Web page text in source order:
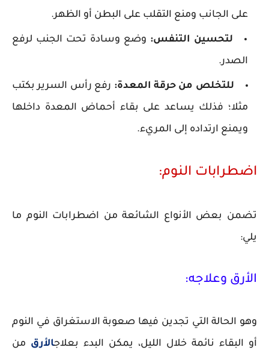
على الجانب ومنع التقلب على البطن أو الظهر.
لتحسين التنفس: وضع وسادة تحت الجنب لرفع
الصدر.
للتخلص من حرقة المعدة: رفع رأس السرير بكتب
مثلا؛ فذلك يساعد على بقاء أحماض المعدة داخلها
ويمنع ارتداده إلى المريء.
اضطرابات النوم:
تضمن بعض الأنواع الشائعة من اضطرابات النوم ما
يلي:
الأرق وعلاجه:
وهو الحالة التي تجدين فيها صعوبة الاستغراق في النوم
أو البقاء نائمة خلال الليل، يمكن البدء بعلاجالأرق من